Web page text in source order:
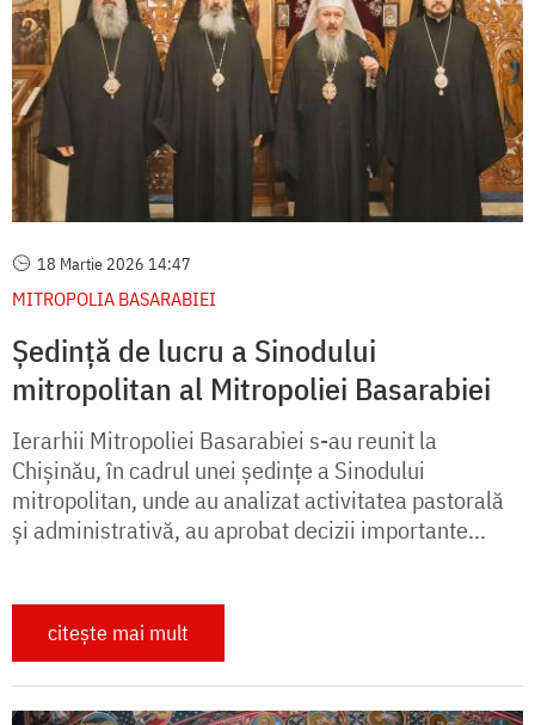
18 Martie 2026 14:47
MITROPOLIA BASARABIEI
Ședință de lucru a Sinodului
mitropolitan al Mitropoliei Basarabiei
Ierarhii Mitropoliei Basarabiei s-au reunit la
Chișinău, în cadrul unei ședințe a Sinodului
mitropolitan, unde au analizat activitatea pastorală
și administrativă, au aprobat decizii importante...
citește mai mult